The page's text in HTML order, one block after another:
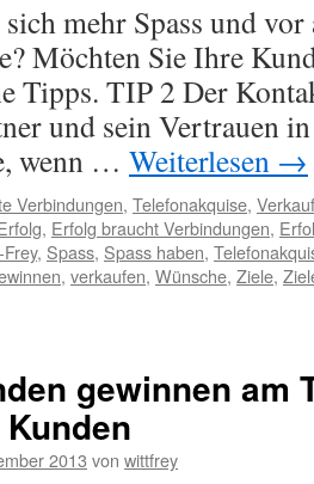
sich mehr Spass und
Möchten Sie Ihre
Tipps. TIP 2 Der
und sein Vertrauen
wenn … Weiterlesen →
Verbindungen, Telefonakquise,
, Erfolg braucht Verbindungen,
, Spass, Spass haben,
, verkaufen, Wünsche, Ziele,
gewinnen am
2013 von wittfrey